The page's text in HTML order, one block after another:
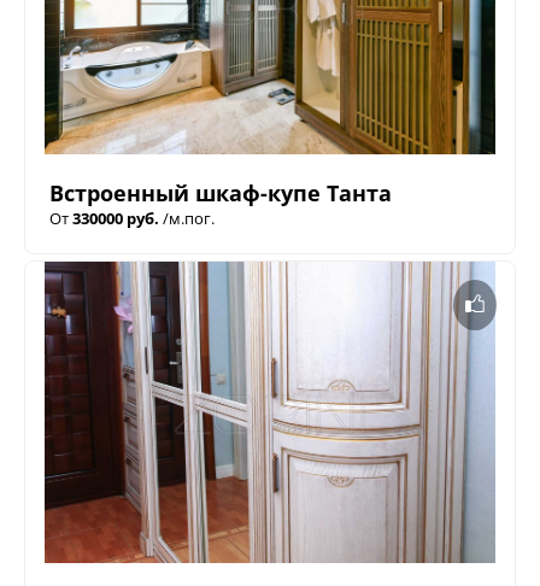
Встроенный шкаф-купе Танта
От330000 руб. /м.пог.